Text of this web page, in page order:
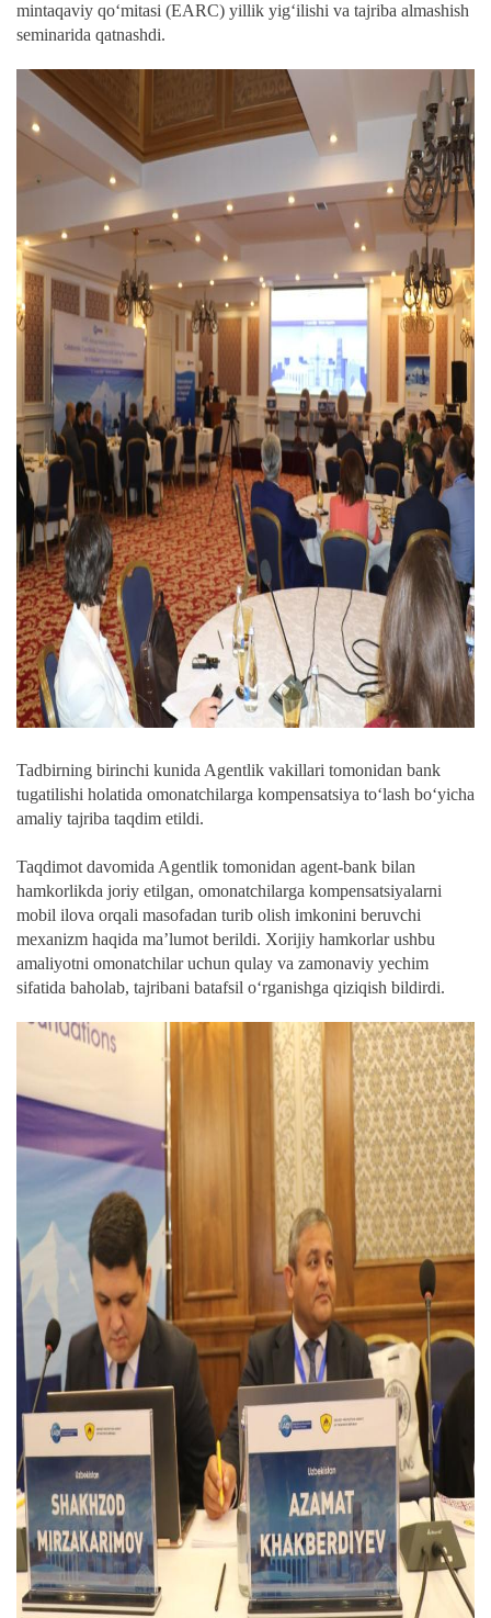
mintaqaviy qo‘mitasi (EARC) yillik yig‘ilishi va tajriba almashish
seminarida qatnashdi.
Tadbirning birinchi kunida Agentlik vakillari tomonidan bank
tugatilishi holatida omonatchilarga kompensatsiya to‘lash bo‘yicha
amaliy tajriba taqdim etildi.
Taqdimot davomida Agentlik tomonidan agent-bank bilan
hamkorlikda joriy etilgan, omonatchilarga kompensatsiyalarni
mobil ilova orqali masofadan turib olish imkonini beruvchi
mexanizm haqida ma’lumot berildi. Xorijiy hamkorlar ushbu
amaliyotni omonatchilar uchun qulay va zamonaviy yechim
sifatida baholab, tajribani batafsil o‘rganishga qiziqish bildirdi.